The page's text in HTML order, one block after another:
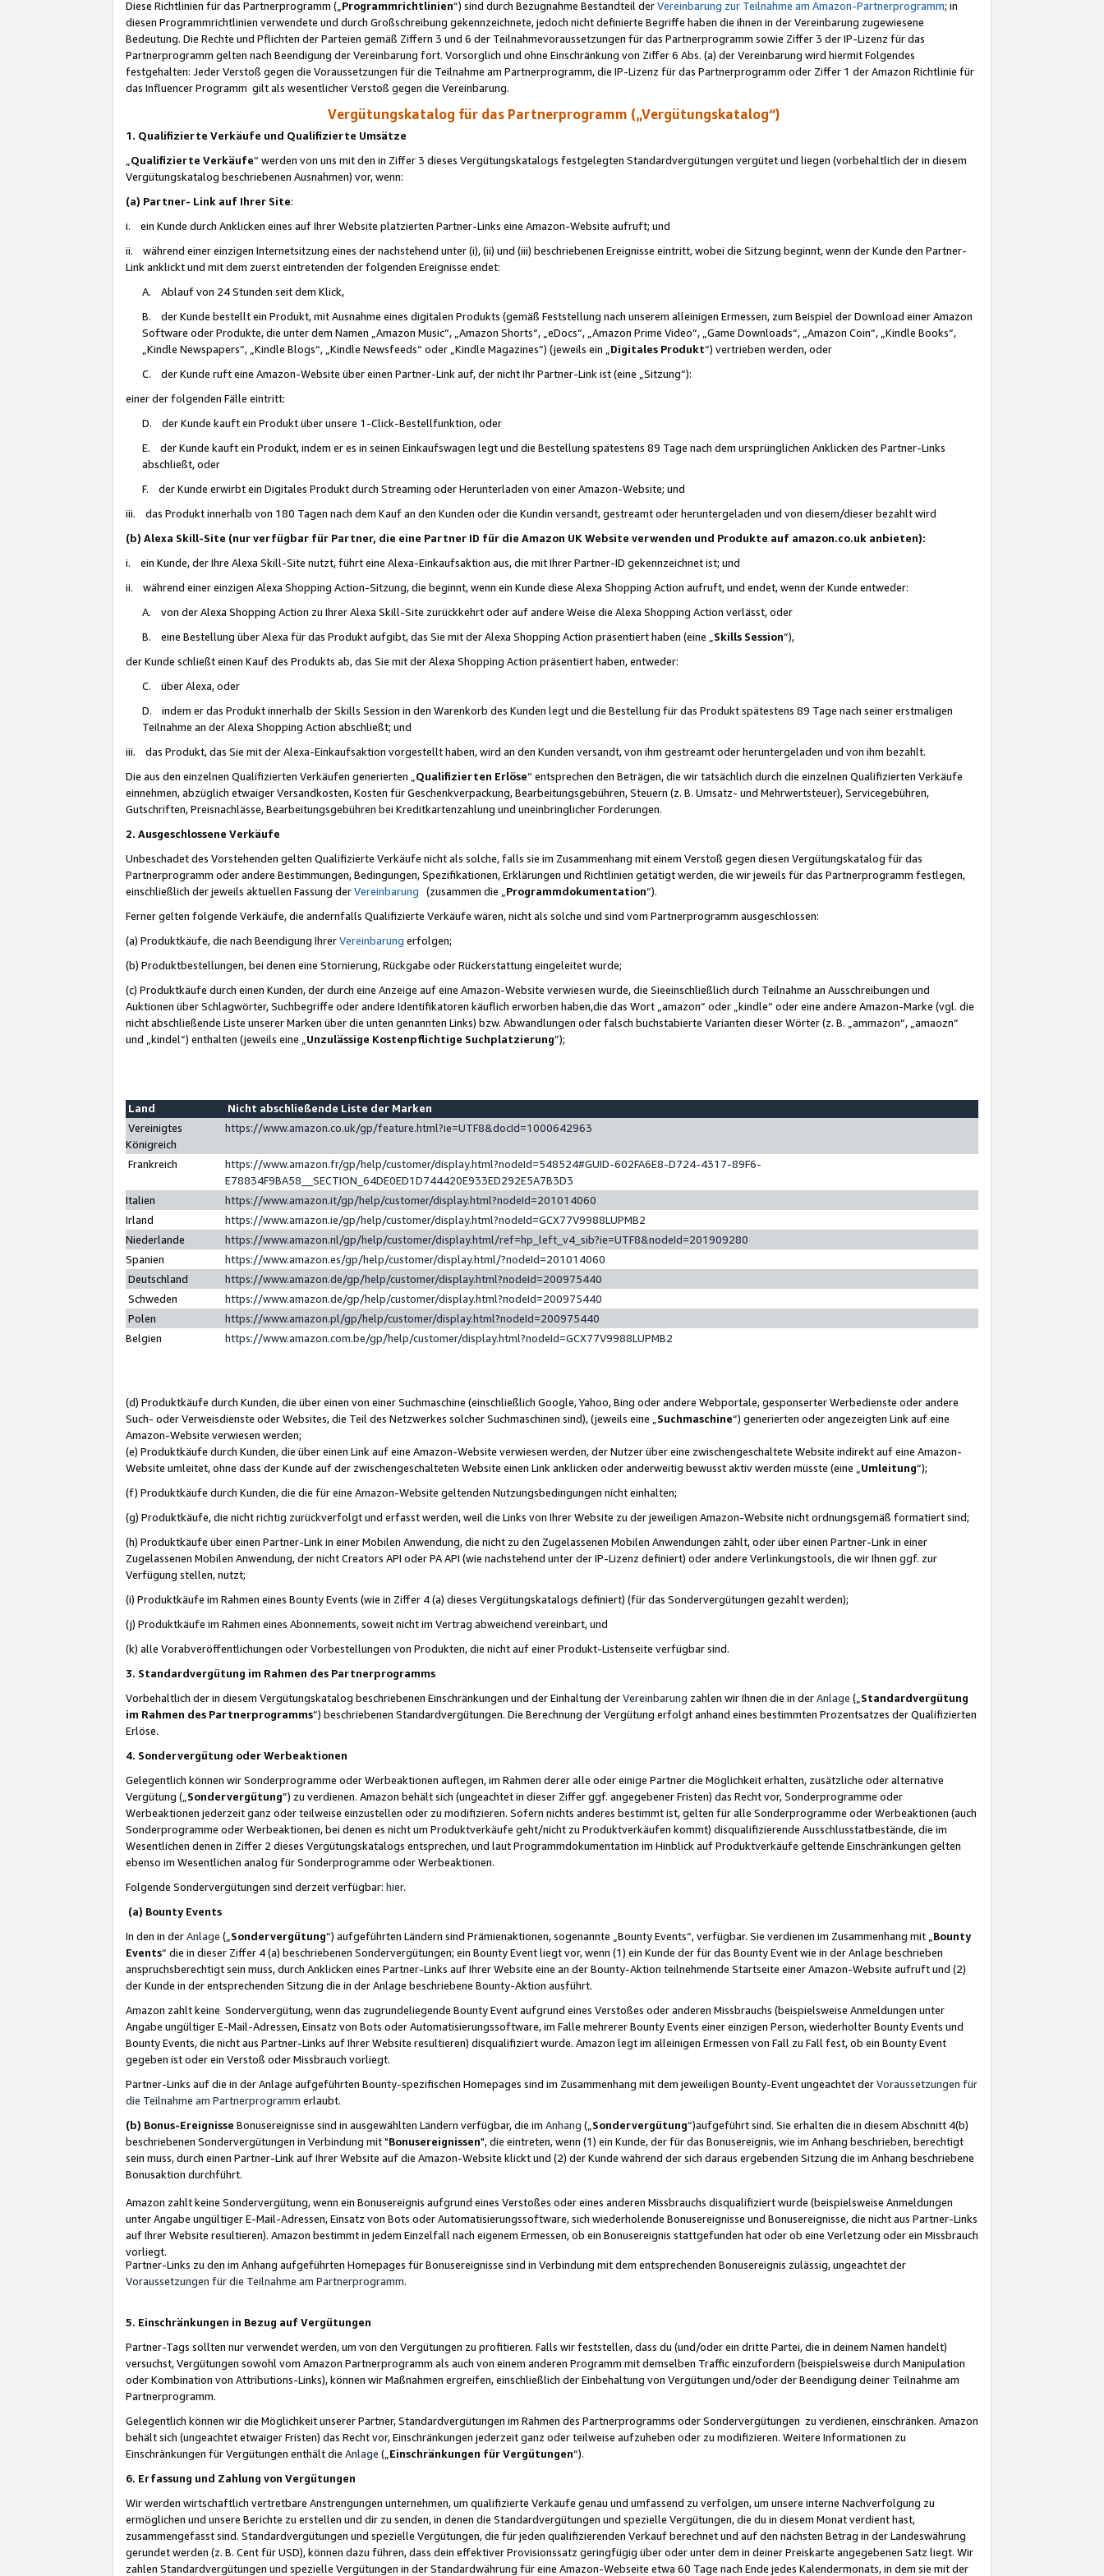
Diese Richtlinien für das Partnerprogramm („Programmrichtlinien“) sind durch Bezugnahme Bestandteil derVereinbarung zur Teilnahme am Amazon-Partnerprogramm; in
diesen Programmrichtlinien verwendete und durch Großschreibung gekennzeichnete, jedoch nicht definierte Begriffe haben die ihnen in der Vereinbarung zugewiesene
Bedeutung. Die Rechte und Pflichten der Parteien gemäß Ziffern 3 und 6 der Teilnahmevoraussetzungen für das Partnerprogramm sowie Ziffer 3 der IP-Lizenz für das
Partnerprogramm gelten nach Beendigung der Vereinbarung fort. Vorsorglich und ohne Einschränkung von Ziffer 6 Abs. (a) der Vereinbarung wird hiermit Folgendes
festgehalten: Jeder Verstoß gegen die Voraussetzungen für die Teilnahme am Partnerprogramm, die IP-Lizenz für das Partnerprogramm oder Ziffer 1 der Amazon Richtlinie für
das Influencer Programm gilt als wesentlicher Verstoß gegen die Vereinbarung.
Vergütungskatalog für das Partnerprogramm („Vergütungskatalog“)
1. Qualifizierte Verkäufe und Qualifizierte Umsätze
Qualifizierte Verkäufe“ werden von uns mit den in Ziffer 3 dieses Vergütungskatalogs festgelegten Standardvergütungen vergütet und liegen (vorbehaltlich der in diesem
Vergütungskatalog beschriebenen Ausnahmen) vor, wenn:
(a) Partner- Link auf Ihrer Site:
i. ein Kunde durch Anklicken eines auf Ihrer Website platzierten Partner-Links eine Amazon-Website aufruft; und
ii. während einer einzigen Internetsitzung eines der nachstehend unter (i), (ii) und (iii) beschriebenen Ereignisse eintritt, wobei die Sitzung beginnt, wenn der Kunde den Partner-
Link anklickt und mit dem zuerst eintretenden der folgenden Ereignisse endet:
A. Ablauf von 24 Stunden seit dem Klick,
B. der Kunde bestellt ein Produkt, mit Ausnahme eines digitalen Produkts (gemäß Feststellung nach unserem alleinigen Ermessen, zum Beispiel der Download einer Amazon
Software oder Produkte, die unter dem Namen „Amazon Music“, „Amazon Shorts“, „eDocs“, „Amazon Prime Video“, „Game Downloads“, „Amazon Coin“, „Kindle Books“,
„Kindle Newspapers“, „Kindle Blogs“, „Kindle Newsfeeds“ oder „Kindle Magazines“) (jeweils ein „ Digitales Produkt“) vertrieben werden, oder
C. der Kunde ruft eine Amazon-Website über einen Partner-Link auf, der nicht Ihr Partner-Link ist (eine „Sitzung“):
einer der folgenden Fälle eintritt:
D. der Kunde kauft ein Produkt über unsere 1-Click-Bestellfunktion, oder
E. der Kunde kauft ein Produkt, indem er es in seinen Einkaufswagen legt und die Bestellung spätestens 89 Tage nach dem ursprünglichen Anklicken des Partner-Links
abschließt, oder
F. der Kunde erwirbt ein Digitales Produkt durch Streaming oder Herunterladen von einer Amazon-Website; und
iii. das Produkt innerhalb von 180 Tagen nach dem Kauf an den Kunden oder die Kundin versandt, gestreamt oder heruntergeladen und von diesem/dieser bezahlt wird
(b) Alexa Skill-Site (nur verfügbar für Partner, die eine Partner ID für die Amazon UK Website verwenden und Produkte auf amazon.co.uk anbieten):
i. ein Kunde, der Ihre Alexa Skill-Site nutzt, führt eine Alexa-Einkaufsaktion aus, die mit Ihrer Partner-ID gekennzeichnet ist; und
ii. während einer einzigen Alexa Shopping Action-Sitzung, die beginnt, wenn ein Kunde diese Alexa Shopping Action aufruft, und endet, wenn der Kunde entweder:
A. von der Alexa Shopping Action zu Ihrer Alexa Skill-Site zurückkehrt oder auf andere Weise die Alexa Shopping Action verlässt, oder
B. eine Bestellung über Alexa für das Produkt aufgibt, das Sie mit der Alexa Shopping Action präsentiert haben (eine „ Skills Session“),
der Kunde schließt einen Kauf des Produkts ab, das Sie mit der Alexa Shopping Action präsentiert haben, entweder:
C. über Alexa, oder
D. indem er das Produkt innerhalb der Skills Session in den Warenkorb des Kunden legt und die Bestellung für das Produkt spätestens 89 Tage nach seiner erstmaligen
Teilnahme an der Alexa Shopping Action abschließt; und
iii. das Produkt, das Sie mit der Alexa-Einkaufsaktion vorgestellt haben, wird an den Kunden versandt, von ihm gestreamt oder heruntergeladen und von ihm bezahlt.
Die aus den einzelnen Qualifizierten Verkäufen generierten „ Qualifizierten Erlöse“ entsprechen den Beträgen, die wir tatsächlich durch die einzelnen Qualifizierten Verkäufe
einnehmen, abzüglich etwaiger Versandkosten, Kosten für Geschenkverpackung, Bearbeitungsgebühren, Steuern (z. B. Umsatz- und Mehrwertsteuer), Servicegebühren,
Gutschriften, Preisnachlässe, Bearbeitungsgebühren bei Kreditkartenzahlung und uneinbringlicher Forderungen.
2. Ausgeschlossene Verkäufe
Unbeschadet des Vorstehenden gelten Qualifizierte Verkäufe nicht als solche, falls sie im Zusammenhang mit einem Verstoß gegen diesen Vergütungskatalog für das
Partnerprogramm oder andere Bestimmungen, Bedingungen, Spezifikationen, Erklärungen und Richtlinien getätigt werden, die wir jeweils für das Partnerprogramm festlegen,
einschließlich der jeweils aktuellen Fassung derVereinbarung (zusammen die „ Programmdokumentation“).
Ferner gelten folgende Verkäufe, die andernfalls Qualifizierte Verkäufe wären, nicht als solche und sind vom Partnerprogramm ausgeschlossen:
(a) Produktkäufe, die nach Beendigung IhrerVereinbarung erfolgen;
(b) Produktbestellungen, bei denen eine Stornierung, Rückgabe oder Rückerstattung eingeleitet wurde;
(c) Produktkäufe durch einen Kunden, der durch eine Anzeige auf eine Amazon-Website verwiesen wurde, die Sieeinschließlich durch Teilnahme an Ausschreibungen und
Auktionen über Schlagwörter, Suchbegriffe oder andere Identifikatoren käuflich erworben haben,die das Wort „amazon“ oder „kindle“ oder eine andere Amazon-Marke (vgl. die
nicht abschließende Liste unserer Marken über die unten genannten Links) bzw. Abwandlungen oder falsch buchstabierte Varianten dieser Wörter (z. B. „ammazon“, „amaozn“
und „kindel“) enthalten (jeweils eine „ Unzulässige Kostenpflichtige Suchplatzierung”);
Land
Nicht abschließende Liste der Marken
Vereinigtes
Königreich
https://www.amazon.co.uk/gp/feature.html?ie=UTF8&docId=1000642963
Frankreich
https://www.amazon.fr/gp/help/customer/display.html?nodeId=548524#GUID-602FA6E8-D724-4317-89F6-
E78834F9BA58__SECTION_64DE0ED1D744420E933ED292E5A7B3D3
Italien
https://www.amazon.it/gp/help/customer/display.html?nodeId=201014060
Irland
https://www.amazon.ie/gp/help/customer/display.html?nodeId=GCX77V9988LUPMB2
Niederlande
https://www.amazon.nl/gp/help/customer/display.html/ref=hp_left_v4_sib?ie=UTF8&nodeId=201909280
Spanien
https://www.amazon.es/gp/help/customer/display.html/?nodeId=201014060
Deutschland
https://www.amazon.de/gp/help/customer/display.html?nodeId=200975440
Schweden
https://www.amazon.de/gp/help/customer/display.html?nodeId=200975440
Polen
https://www.amazon.pl/gp/help/customer/display.html?nodeId=200975440
Belgien
https://www.amazon.com.be/gp/help/customer/display.html?nodeId=GCX77V9988LUPMB2
(d) Produktkäufe durch Kunden, die über einen von einer Suchmaschine (einschließlich Google, Yahoo, Bing oder andere Webportale, gesponserter Werbedienste oder andere
Such- oder Verweisdienste oder Websites, die Teil des Netzwerkes solcher Suchmaschinen sind), (jeweils eine „ Suchmaschine“) generierten oder angezeigten Link auf eine
Amazon-Website verwiesen werden;
(e) Produktkäufe durch Kunden, die über einen Link auf eine Amazon-Website verwiesen werden, der Nutzer über eine zwischengeschaltete Website indirekt auf eine Amazon-
Website umleitet, ohne dass der Kunde auf der zwischengeschalteten Website einen Link anklicken oder anderweitig bewusst aktiv werden müsste (eine „ Umleitung“);
(f) Produktkäufe durch Kunden, die die für eine Amazon-Website geltenden Nutzungsbedingungen nicht einhalten;
(g) Produktkäufe, die nicht richtig zurückverfolgt und erfasst werden, weil die Links von Ihrer Website zu der jeweiligen Amazon-Website nicht ordnungsgemäß formatiert sind;
(h) Produktkäufe über einen Partner-Link in einer Mobilen Anwendung, die nicht zu den Zugelassenen Mobilen Anwendungen zählt, oder über einen Partner-Link in einer
Zugelassenen Mobilen Anwendung, der nicht Creators API oder PA API (wie nachstehend unter der IP-Lizenz definiert) oder andere Verlinkungstools, die wir Ihnen ggf. zur
Verfügung stellen, nutzt;
(i) Produktkäufe im Rahmen eines Bounty Events (wie in Ziffer 4 (a) dieses Vergütungskatalogs definiert) (für das Sondervergütungen gezahlt werden);
(j) Produktkäufe im Rahmen eines Abonnements, soweit nicht im Vertrag abweichend vereinbart, und
(k) alle Vorabveröffentlichungen oder Vorbestellungen von Produkten, die nicht auf einer Produkt-Listenseite verfügbar sind.
3. Standardvergütung im Rahmen des Partnerprogramms
Vorbehaltlich der in diesem Vergütungskatalog beschriebenen Einschränkungen und der Einhaltung derVereinbarung zahlen wir Ihnen die in derAnlage („ Standardvergütung
im Rahmen des Partnerprogramms“) beschriebenen Standardvergütungen. Die Berechnung der Vergütung erfolgt anhand eines bestimmten Prozentsatzes der Qualifizierten
Erlöse.
4. Sondervergütung oder Werbeaktionen
Gelegentlich können wir Sonderprogramme oder Werbeaktionen auflegen, im Rahmen derer alle oder einige Partner die Möglichkeit erhalten, zusätzliche oder alternative
Vergütung („ Sondervergütung”) zu verdienen. Amazon behält sich (ungeachtet in dieser Ziffer ggf. angegebener Fristen) das Recht vor, Sonderprogramme oder
Werbeaktionen jederzeit ganz oder teilweise einzustellen oder zu modifizieren. Sofern nichts anderes bestimmt ist, gelten für alle Sonderprogramme oder Werbeaktionen (auch
Sonderprogramme oder Werbeaktionen, bei denen es nicht um Produktverkäufe geht/nicht zu Produktverkäufen kommt) disqualifizierende Ausschlusstatbestände, die im
Wesentlichen denen in Ziffer 2 dieses Vergütungskatalogs entsprechen, und laut Programmdokumentation im Hinblick auf Produktverkäufe geltende Einschränkungen gelten
ebenso im Wesentlichen analog für Sonderprogramme oder Werbeaktionen.
Folgende Sondervergütungen sind derzeit verfügbar: hier.
(a) Bounty Events
In den in derAnlage („ Sondervergütung“) aufgeführten Ländern sind Prämienaktionen, sogenannte „Bounty Events“, verfügbar. Sie verdienen im Zusammenhang mit „ Bounty
Events“ die in dieser Ziffer 4 (a) beschriebenen Sondervergütungen; ein Bounty Event liegt vor, wenn (1) ein Kunde der für das Bounty Event wie in der Anlage beschrieben
anspruchsberechtigt sein muss, durch Anklicken eines Partner-Links auf Ihrer Website eine an der Bounty-Aktion teilnehmende Startseite einer Amazon-Website aufruft und (2)
der Kunde in der entsprechenden Sitzung die in der Anlage beschriebene Bounty-Aktion ausführt.
Amazon zahlt keine Sondervergütung, wenn das zugrundeliegende Bounty Event aufgrund eines Verstoßes oder anderen Missbrauchs (beispielsweise Anmeldungen unter
Angabe ungültiger E-Mail-Adressen, Einsatz von Bots oder Automatisierungssoftware, im Falle mehrerer Bounty Events einer einzigen Person, wiederholter Bounty Events und
Bounty Events, die nicht aus Partner-Links auf Ihrer Website resultieren) disqualifiziert wurde. Amazon legt im alleinigen Ermessen von Fall zu Fall fest, ob ein Bounty Event
gegeben ist oder ein Verstoß oder Missbrauch vorliegt.
Partner-Links auf die in der Anlage aufgeführten Bounty-spezifischen Homepages sind im Zusammenhang mit dem jeweiligen Bounty-Event ungeachtet derVoraussetzungen für
die Teilnahme am Partnerprogramm erlaubt.
(b) Bonus-Ereignisse Bonusereignisse sind in ausgewählten Ländern verfügbar, die im Anhang („ Sondervergütung“)aufgeführt sind. Sie erhalten die in diesem Abschnitt 4(b)
beschriebenen Sondervergütungen in Verbindung mit "Bonusereignissen", die eintreten, wenn (1) ein Kunde, der für das Bonusereignis, wie im Anhang beschrieben, berechtigt
sein muss, durch einen Partner-Link auf Ihrer Website auf die Amazon-Website klickt und (2) der Kunde während der sich daraus ergebenden Sitzung die im Anhang beschriebene
Bonusaktion durchführt.
Amazon zahlt keine Sondervergütung, wenn ein Bonusereignis aufgrund eines Verstoßes oder eines anderen Missbrauchs disqualifiziert wurde (beispielsweise Anmeldungen
unter Angabe ungültiger E-Mail-Adressen, Einsatz von Bots oder Automatisierungssoftware, sich wiederholende Bonusereignisse und Bonusereignisse, die nicht aus Partner-Links
auf Ihrer Website resultieren). Amazon bestimmt in jedem Einzelfall nach eigenem Ermessen, ob ein Bonusereignis stattgefunden hat oder ob eine Verletzung oder ein Missbrauch
vorliegt.
Partner-Links zu den im Anhang aufgeführten Homepages für Bonusereignisse sind in Verbindung mit dem entsprechenden Bonusereignis zulässig, ungeachtet der
Voraussetzungen für die Teilnahme am Partnerprogramm.
5. Einschränkungen in Bezug auf Vergütungen
Partner-Tags sollten nur verwendet werden, um von den Vergütungen zu profitieren. Falls wir feststellen, dass du (und/oder ein dritte Partei, die in deinem Namen handelt)
versuchst, Vergütungen sowohl vom Amazon Partnerprogramm als auch von einem anderen Programm mit demselben Traffic einzufordern (beispielsweise durch Manipulation
oder Kombination von Attributions-Links), können wir Maßnahmen ergreifen, einschließlich der Einbehaltung von Vergütungen und/oder der Beendigung deiner Teilnahme am
Partnerprogramm.
Gelegentlich können wir die Möglichkeit unserer Partner, Standardvergütungen im Rahmen des Partnerprogramms oder Sondervergütungen zu verdienen, einschränken. Amazon
behält sich (ungeachtet etwaiger Fristen) das Recht vor, Einschränkungen jederzeit ganz oder teilweise aufzuheben oder zu modifizieren. Weitere Informationen zu
Einschränkungen für Vergütungen enthält die Anlage („ Einschränkungen für Vergütungen“).
6. Erfassung und Zahlung von Vergütungen
Wir werden wirtschaftlich vertretbare Anstrengungen unternehmen, um qualifizierte Verkäufe genau und umfassend zu verfolgen, um unsere interne Nachverfolgung zu
ermöglichen und unsere Berichte zu erstellen und dir zu senden, in denen die Standardvergütungen und spezielle Vergütungen, die du in diesem Monat verdient hast,
zusammengefasst sind. Standardvergütungen und spezielle Vergütungen, die für jeden qualifizierenden Verkauf berechnet und auf den nächsten Betrag in der Landeswährung
gerundet werden (z. B. Cent für USD), können dazu führen, dass dein effektiver Provisionssatz geringfügig über oder unter dem in deiner Preiskarte angegebenen Satz liegt. Wir
zahlen Standardvergütungen und spezielle Vergütungen in der Standardwährung für eine Amazon-Webseite etwa 60 Tage nach Ende jedes Kalendermonats, in dem sie mit der